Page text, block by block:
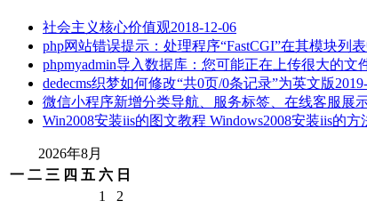
社会主义核心价值观2018-12-06
php网站错误提示：处理程序“FastCGI”在其模块列
phpmyadmin导入数据库：您可能正在上传很大的
dedecms织梦如何修改“共0页/0条记录”为英文版
微信小程序新增分类导航、服务标签、在线客服展
Win2008安装iis的图文教程 Windows2008安装iis的方
2026年8月
一 二 三 四 五 六 日
1
2